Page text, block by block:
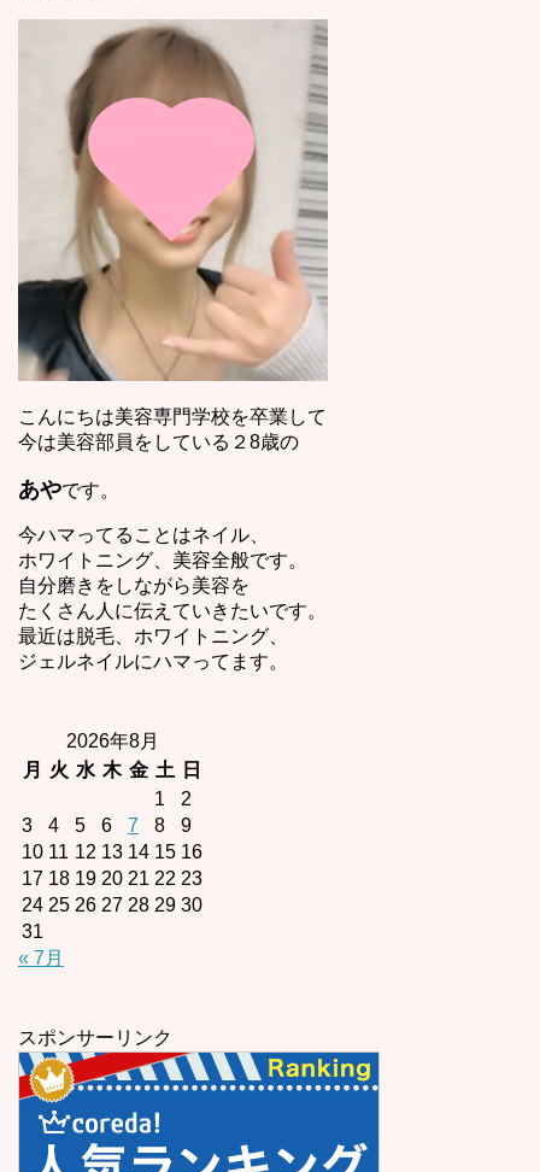
こんにちは美容専門学校を卒業して
今は美容部員をしている２8歳の
あやです。
今ハマってることはネイル、
ホワイトニング、美容全般です。
自分磨きをしながら美容を
たくさん人に伝えていきたいです。
最近は脱毛、ホワイトニング、
ジェルネイルにハマってます。
2026年8月
月
火 水 木 金 土
日
1
2
3
4 5 6 7 8
9
10 11 12 13 14 15 16
17 18 19 20 21 22 23
24 25 26 27 28 29 30
31
« 7月
スポンサーリンク